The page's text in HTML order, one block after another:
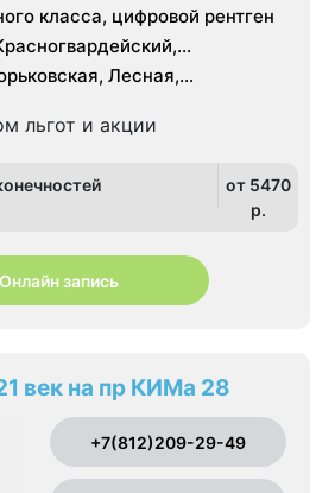
класса, цифровой рентген
Лесная,
льгот и акции
от 5470
p.
Онлайн запись
век на пр КИМа 28
+7(812)209-29-49